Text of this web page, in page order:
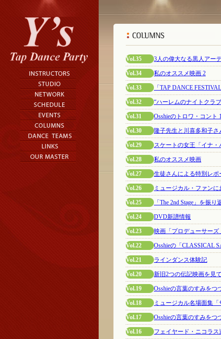
Vol.35 3人の偉大なる黒人アー
Vol.34 私のオススメ映画 2
Vol.33 「TAP DANCE
Vol.32 “ハーレムのナイトクラ
Vol.31 Osshieのトロワ・コント
Vol.30 隆子先生と川喜多和子さ
Vol.29 スケートの女王「イナ
Vol.28 私のオススメ映画
Vol.27 生徒さんによる特別レポ
Vol.26 ミュージカル・ファン
Vol.25 「The 2nd Stage」を振り
Vol.24 DVD新譜情報
Vol.23 映画「プロデューサーズ
Vol.22 Osshieの「CLASSICAL
Vol.21 ラインダンス体験記
Vol.20 新旧2つの伝記映画を見
Vol.19 Osshieの言葉のすみをつ
Vol.18 ミュージカル名場面集
Vol.17 Osshieの言葉のすみをつ
Vol.16 フェイヤード・ニコラス